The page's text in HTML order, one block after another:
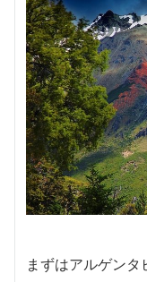
まずはアルゲンタ